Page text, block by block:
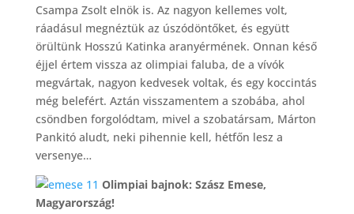
Csampa Zsolt elnök is. Az nagyon kellemes volt,
ráadásul megnéztük az úszódöntőket, és együtt
örültünk Hosszú Katinka aranyérmének. Onnan késő
éjjel értem vissza az olimpiai faluba, de a vívók
megvártak, nagyon kedvesek voltak, és egy koccintás
még belefért. Aztán visszamentem a szobába, ahol
csöndben forgolódtam, mivel a szobatársam, Márton
Pankitó aludt, neki pihennie kell, hétfőn lesz a
versenye…
Olimpiai bajnok: Szász Emese,
Magyarország!